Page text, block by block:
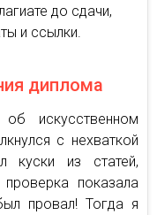
до сдачи,
и ссылки.
диплома
искусственном
с нехваткой
куски из статей,
показала
провал! Тогда я